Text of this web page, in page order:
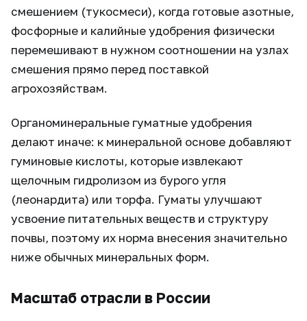
смешением (тукосмеси), когда готовые азотные,
фосфорные и калийные удобрения физически
перемешивают в нужном соотношении на узлах
смешения прямо перед поставкой
агрохозяйствам.
Органоминеральные гуматные удобрения
делают иначе: к минеральной основе добавляют
гуминовые кислоты, которые извлекают
щелочным гидролизом из бурого угля
(леонардита) или торфа. Гуматы улучшают
усвоение питательных веществ и структуру
почвы, поэтому их норма внесения значительно
ниже обычных минеральных форм.
Масштаб отрасли в России